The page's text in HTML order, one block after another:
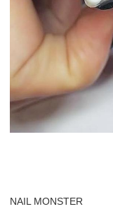
NAIL MONSTER